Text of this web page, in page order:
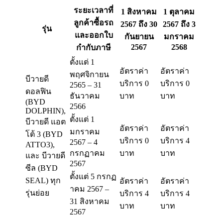
รุ่น
ระยะเวลาที่
ลูกค้าซื้อรถ
และออกใบ
กำกับภาษี
1 สิงหาคม
2567 ถึง 30
กันยายน
2567
1 ตุลาคม
2567 ถึง 3
มกราคม
2568
บีวายดี
ดอลฟิน
(BYD
DOLPHIN),
บีวายดี แอต
โต้ 3 (BYD
ATTO3),
และ บีวายดี
ซีล (BYD
SEAL) ทุก
รุ่นย่อย
ตั้งแต่ 1
พฤศจิกายน
2565 – 31
ธันวาคม
2566
อัตราค่า
บริการ 0
บาท
อัตราค่า
บริการ 0
บาท
ตั้งแต่ 1
มกราคม
2567 – 4
กรกฏาคม
2567
อัตราค่า
บริการ 0
บาท
อัตราค่า
บริการ 4
บาท
ตั้งแต่ 5 กรกฏ
าคม 2567 –
31 สิงหาคม
2567
อัตราค่า
บริการ 4
บาท
อัตราค่า
บริการ 4
บาท